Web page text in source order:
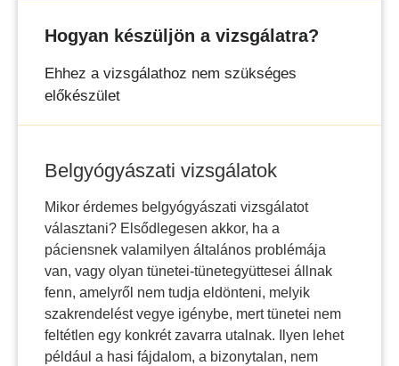
Hogyan készüljön a vizsgálatra?
Ehhez a vizsgálathoz nem szükséges
előkészület
Belgyógyászati vizsgálatok
Mikor érdemes belgyógyászati vizsgálatot
választani? Elsődlegesen akkor, ha a
páciensnek valamilyen általános problémája
van, vagy olyan tünetei-tünetegyüttesei állnak
fenn, amelyről nem tudja eldönteni, melyik
szakrendelést vegye igénybe, mert tünetei nem
feltétlen egy konkrét zavarra utalnak. Ilyen lehet
például a hasi fájdalom, a bizonytalan, nem